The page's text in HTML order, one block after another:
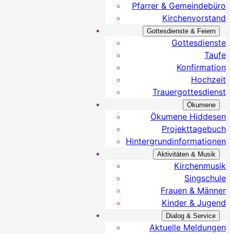
Pfarrer & Gemeindebüro
Kirchenvorstand
Gottesdienste & Feiern
Gottesdienste
Taufe
Konfirmation
Hochzeit
Trauergottesdienst
Ökumene
Ökumene Hiddesen
Projekttagebuch
Hintergrundinformationen
Aktivitäten & Musik
Kirchenmusik
Singschule
Frauen & Männer
Kinder & Jugend
Dialog & Service
Aktuelle Meldungen